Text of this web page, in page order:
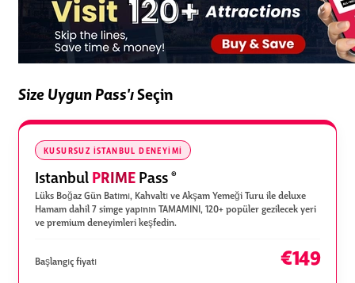
Size Uygun Pass'ıSeçin
KUSURSUZ İSTANBUL DENEYIMI
IstanbulPRIMEPass ®
Lüks Boğaz Gün Batımı, Kahvaltı ve Akşam Yemeği Turu ile deluxe
Hamam dahil 7 simge yapının TAMAMINI, 120+ popüler gezilecek yeri
ve premium deneyimleri keşfedin.
Başlangıç fiyatı €149